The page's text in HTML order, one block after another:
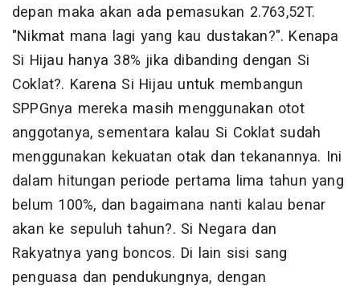
depan maka akan ada pemasukan 2.763,52T.
"Nikmat mana lagi yang kau dustakan?". Kenapa
Si Hijau hanya 38% jika dibanding dengan Si
Coklat?. Karena Si Hijau untuk membangun
SPPGnya mereka masih menggunakan otot
anggotanya, sementara kalau Si Coklat sudah
menggunakan kekuatan otak dan tekanannya. Ini
dalam hitungan periode pertama lima tahun yang
belum 100%, dan bagaimana nanti kalau benar
akan ke sepuluh tahun?. Si Negara dan
Rakyatnya yang boncos. Di lain sisi sang
penguasa dan pendukungnya, dengan